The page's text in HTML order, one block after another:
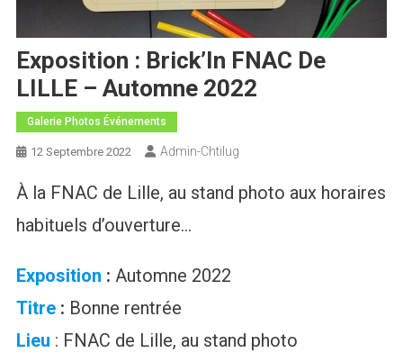
Exposition : Brick’In FNAC De
LILLE – Automne 2022
Galerie Photos Événements
12 Septembre 2022 Admin-Chtilug
À la FNAC de Lille, au stand photo aux horaires
habituels d’ouverture…
Exposition : Automne 2022
Titre : Bonne rentrée
Lieu : FNAC de Lille, au stand photo